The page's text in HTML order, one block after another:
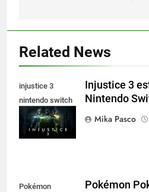
Related News
injustice 3
nintendo switch
Injustice 3
Nintendo
Mika Pasco
Pokémon
Pokémon